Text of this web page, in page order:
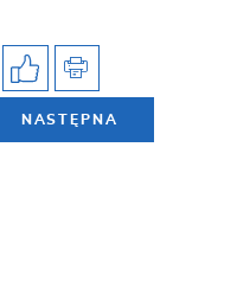
NASTĘPNA